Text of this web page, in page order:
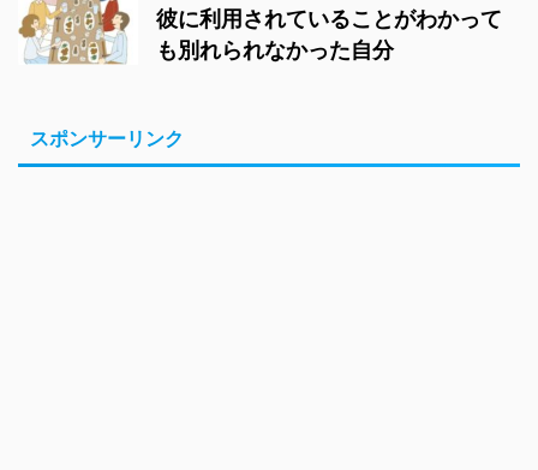
彼に利用されていることがわかって
も別れられなかった自分
スポンサーリンク